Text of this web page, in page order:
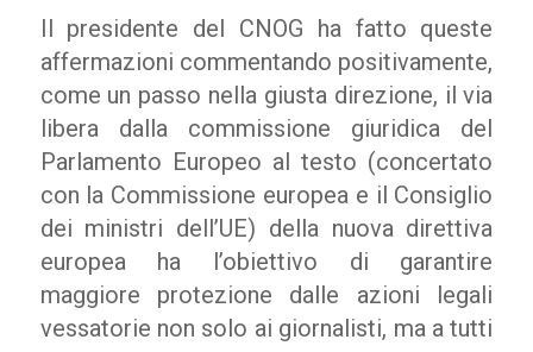
Il presidente del CNOG ha fatto queste
affermazioni commentando positivamente,
come un passo nella giusta direzione, il via
libera dalla commissione giuridica del
Parlamento Europeo al testo (concertato
con la Commissione europea e il Consiglio
dei ministri dell’UE) della nuova direttiva
europea ha l’obiettivo di garantire
maggiore protezione dalle azioni legali
vessatorie non solo ai giornalisti, ma a tutti